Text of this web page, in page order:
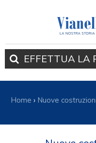
EFFETTUA LA
Home › Nuove costruzioni